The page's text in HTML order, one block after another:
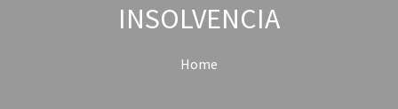
INSOLVENCIA
Home